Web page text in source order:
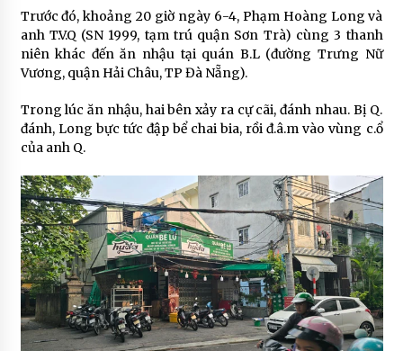
Trước đó, khoảng 20 giờ ngày 6-4, Phạm Hoàng Long và
anh T.V.Q (SN 1999, tạm trú quận Sơn Trà) cùng 3 thanh
niên khác đến ăn nhậu tại quán B.L (đường Trưng Nữ
Vương, quận Hải Châu, TP Đà Nẵng).
Trong lúc ăn nhậu, hai bên xảy ra cự cãi, đánh nhau. Bị Q.
đánh, Long bực tức đập bể chai bia, rồi đ.â.m vào vùng c.ổ
của anh Q.